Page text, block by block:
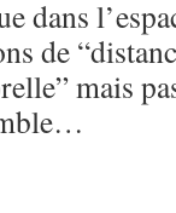
dans
de
mais